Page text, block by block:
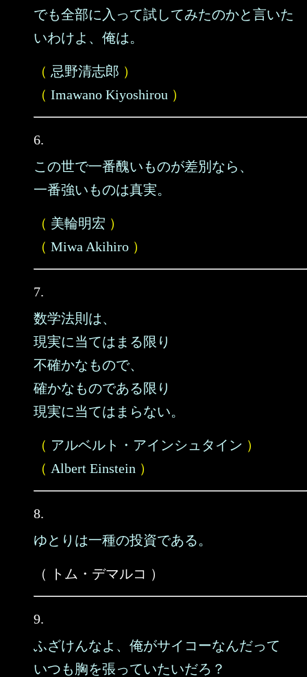
でも全部に入って試してみたのかと言いた
いわけよ、俺は。
（ 忌野清志郎 ）
（ Imawano Kiyoshirou ）
6.
この世で一番醜いものが差別なら、
一番強いものは真実。
（ 美輪明宏 ）
（ Miwa Akihiro ）
7.
数学法則は、
現実に当てはまる限り
不確かなもので、
確かなものである限り
現実に当てはまらない。
（ アルベルト・アインシュタイン ）
（ Albert Einstein ）
8.
ゆとりは一種の投資である。
（ トム・デマルコ ）
9.
ふざけんなよ、俺がサイコーなんだって
いつも胸を張っていたいだろ？